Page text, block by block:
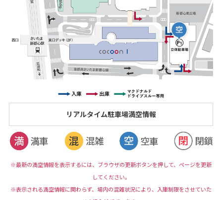
リアルタイム駐車場満空情報
※最新の満空情報を表示するには、ブラウザの更新ボタンを押して、ページを更新
してください。
※表示される満空情報に関わらず、場内の混雑状況により、入庫制限をさせていた